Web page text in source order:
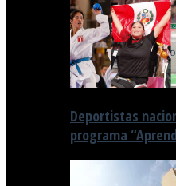
Deportistas
programa